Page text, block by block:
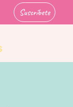
Suscríbete